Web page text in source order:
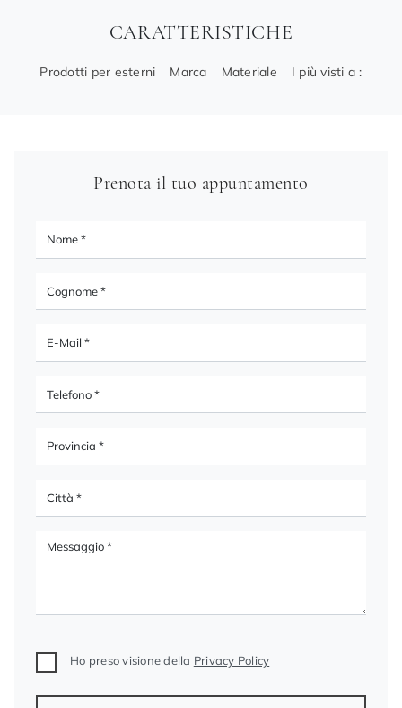
CARATTERISTICHE
Prodotti per esterni Marca Materiale I più visti a :
Prenota il tuo appuntamento
Ho preso visione della Privacy Policy